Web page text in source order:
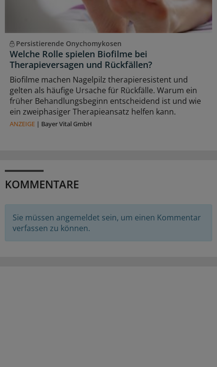
Persistierende Onychomykosen
Welche Rolle spielen Biofilme bei
Therapieversagen und Rückfällen?
Biofilme machen Nagelpilz therapieresistent und
gelten als häufige Ursache für Rückfälle. Warum ein
früher Behandlungsbeginn entscheidend ist und wie
ein zweiphasiger Therapieansatz helfen kann.
ANZEIGE | Bayer Vital GmbH
KOMMENTARE
Sie müssen angemeldet sein, um einen Kommentar
verfassen zu können.